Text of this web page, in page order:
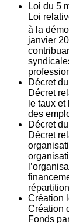
Loi du 5
Loi
à la
janvier
Décret du
Décret
le taux
des
Décret du
Décret
Création
Création
Fonds